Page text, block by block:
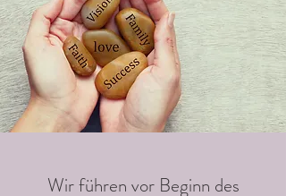
Wir führen vor Beginn des